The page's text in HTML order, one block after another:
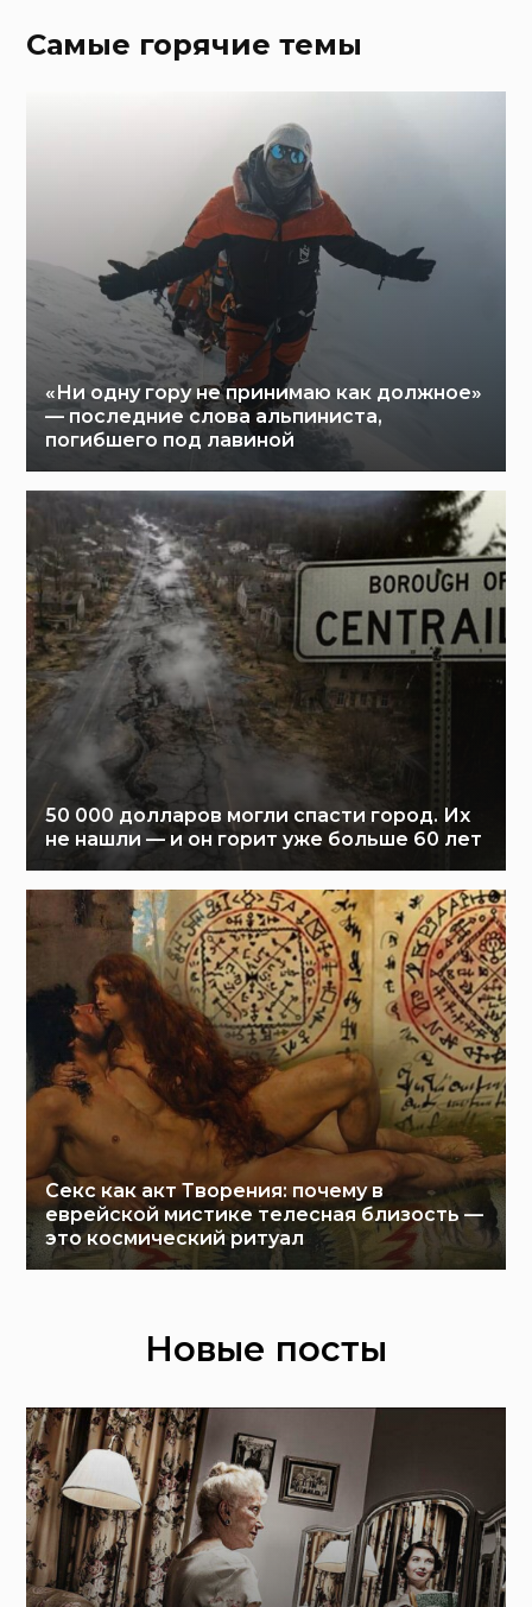
Самые горячие темы
«Ни одну гору не принимаю как должное»
— последние слова альпиниста,
погибшего под лавиной
50 000 долларов могли спасти город. Их
не нашли — и он горит уже больше 60 лет
Секс как акт Творения: почему в
еврейской мистике телесная близость —
это космический ритуал
Новые посты